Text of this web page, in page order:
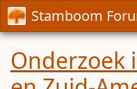
Stamboom
Onderzoek